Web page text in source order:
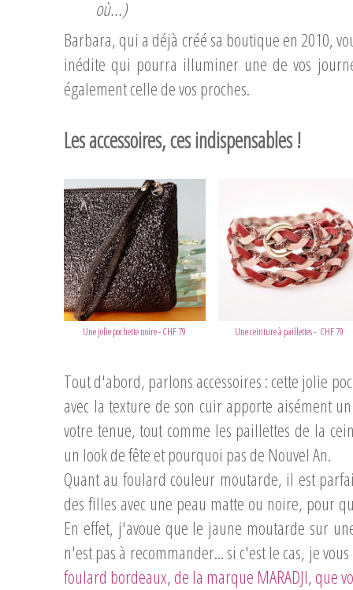
où...)
Barbara, qui a déjà créé sa boutique en 2010,
inédite qui pourra illuminer une de vos
également celle de vos proches.
Les accessoires, ces indispensables !
Une jolie pochette noire - CHF 79 Une ceinture à paillettes - CHF 79
Tout d'abord, parlons accessoires : cette jolie
avec la texture de son cuir apporte aisément
votre tenue, tout comme les paillettes de la
un look de fête et pourquoi pas de Nouvel An.
Quant au foulard couleur moutarde, il est
des filles avec une peau matte ou noire, pour
En effet, j'avoue que le jaune moutarde sur
n'est pas à recommander... si c'est le cas, je
foulard bordeaux, de la marque MARADJI, que